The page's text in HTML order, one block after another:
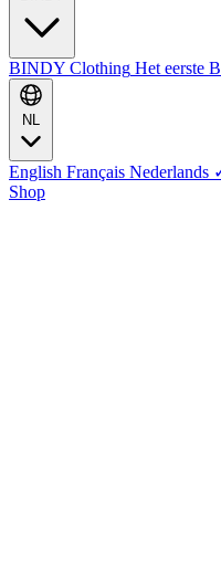
BINDY Clothing Het eerste
English Français Nederlands
Shop